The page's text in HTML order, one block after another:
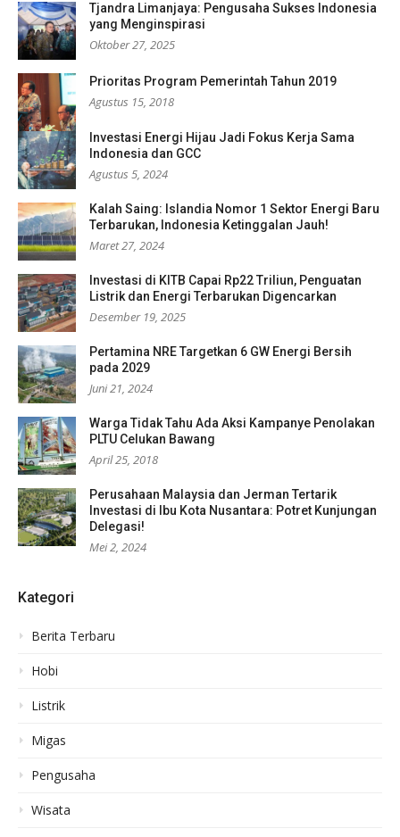
Tjandra Limanjaya: Pengusaha Sukses Indonesia
yang Menginspirasi
Oktober 27, 2025
Prioritas Program Pemerintah Tahun 2019
Agustus 15, 2018
Investasi Energi Hijau Jadi Fokus Kerja Sama
Indonesia dan GCC
Agustus 5, 2024
Kalah Saing: Islandia Nomor 1 Sektor Energi Baru
Terbarukan, Indonesia Ketinggalan Jauh!
Maret 27, 2024
Investasi di KITB Capai Rp22 Triliun, Penguatan
Listrik dan Energi Terbarukan Digencarkan
Desember 19, 2025
Pertamina NRE Targetkan 6 GW Energi Bersih
pada 2029
Juni 21, 2024
Warga Tidak Tahu Ada Aksi Kampanye Penolakan
PLTU Celukan Bawang
April 25, 2018
Perusahaan Malaysia dan Jerman Tertarik
Investasi di Ibu Kota Nusantara: Potret Kunjungan
Delegasi!
Mei 2, 2024
Kategori
Berita Terbaru
Hobi
Listrik
Migas
Pengusaha
Wisata